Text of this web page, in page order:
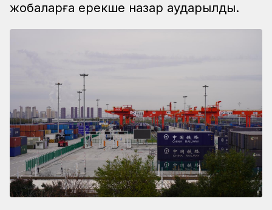
жобаларға ерекше назар аударылды.